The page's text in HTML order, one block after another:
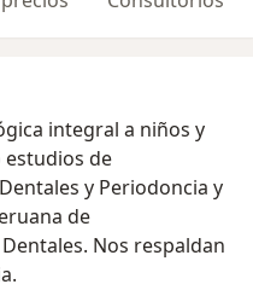
integral a niños y
estudios de
y Periodoncia y
de
Nos respaldan